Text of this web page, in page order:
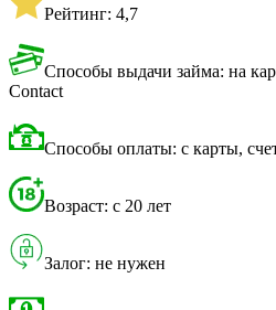
Рейтинг: 4,7
Способы выдачи займа: на
Contact
Способы оплаты: с карты,
Возраст: с 20 лет
Залог: не нужен